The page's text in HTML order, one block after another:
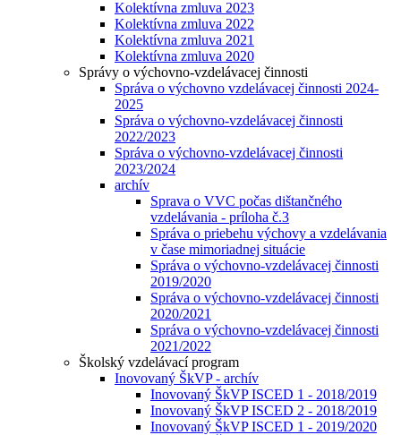
Kolektívna zmluva 2023
Kolektívna zmluva 2022
Kolektívna zmluva 2021
Kolektívna zmluva 2020
Správy o výchovno-vzdelávacej činnosti
Správa o výchovno vzdelávacej činnosti 2024-
2025
Správa o výchovno-vzdelávacej činnosti
2022/2023
Správa o výchovno-vzdelávacej činnosti
2023/2024
archív
Sprava o VVC počas dištančného
vzdelávania - príloha č.3
Správa o priebehu výchovy a vzdelávania
v čase mimoriadnej situácie
Správa o výchovno-vzdelávacej činnosti
2019/2020
Správa o výchovno-vzdelávacej činnosti
2020/2021
Správa o výchovno-vzdelávacej činnosti
2021/2022
Školský vzdelávací program
Inovovaný ŠkVP - archív
Inovovaný ŠkVP ISCED 1 - 2018/2019
Inovovaný ŠkVP ISCED 2 - 2018/2019
Inovovaný ŠkVP ISCED 1 - 2019/2020